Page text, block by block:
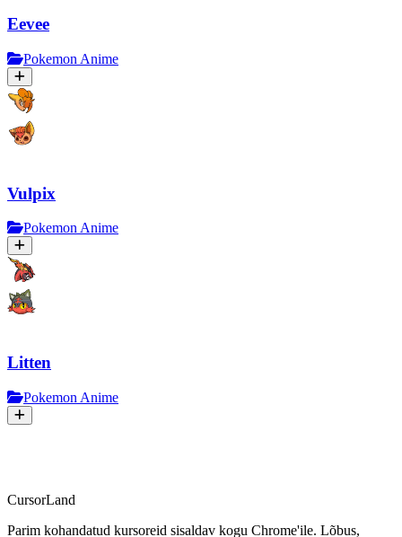
Eevee
Pokemon Anime
Vulpix
Pokemon Anime
Litten
Pokemon Anime
CursorLand
Parim kohandatud kursoreid sisaldav kogu Chrome'ile. Lõbus,